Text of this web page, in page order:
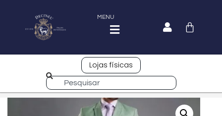
MENU
Lojas físicas